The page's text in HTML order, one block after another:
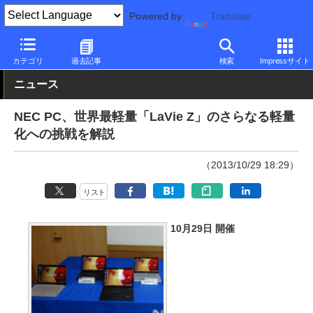
Powered by Translate
カテゴリ 過去記事 検索 Impressサイト
PC Watch パソコン/タブレット/スマートフォン NEC
ニュース
NEC PC、世界最軽量「LaVie Z」のさらなる軽量
化への挑戦を解説
（2013/10/29 18:29）
リスト
10月29日 開催